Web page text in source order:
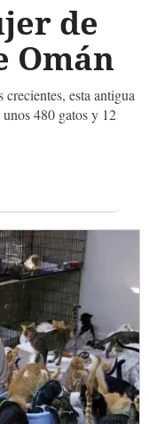
de
Omán
crecientes, esta antigua
480 gatos y 12